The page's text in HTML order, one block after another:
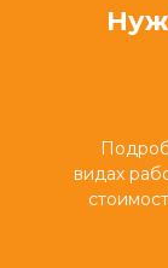
видах